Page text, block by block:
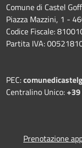
Comune di Castel
Piazza Mazzini, 1 -
Codice Fiscale:
Partita IVA:
PEC:
Centralino Unico:
Prenotazione